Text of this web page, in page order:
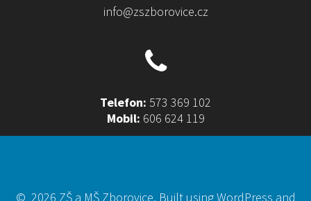
info@zszborovice.cz
Telefon: 573 369 102
Mobil: 606 624 119
© 2026 ZŠ a MŠ Zborovice. Built using WordPress and